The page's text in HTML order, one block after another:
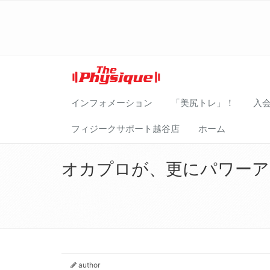
インフォメーション 「美尻トレ」！ 入
フィジークサポート越谷店 ホーム
オカプロが、更にパワー
author